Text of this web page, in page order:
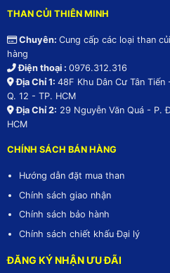
THAN CỦI THIÊN MINH
Chuyên: Cung cấp các loại than
hàng
Điện thoại : 0976.312.316
Địa Chỉ 1: 48F Khu Dân Cư Tân
Q. 12 - TP. HCM
Địa Chỉ 2: 29 Nguyễn Văn Quá - P.
HCM
CHÍNH SÁCH BÁN HÀNG
Hướng dẫn đặt mua than
Chính sách giao nhận
Chính sách bảo hành
Chính sách chiết khấu Đại lý
ĐĂNG KÝ NHẬN ƯU ĐÃI